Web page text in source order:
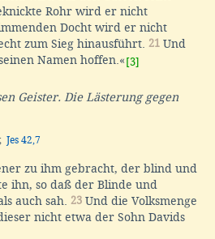
Rohr wird er nicht
Docht wird er nicht
zum Sieg hinausführt. 21 Und
Namen hoffen.« [3]
Geister. Die Lästerung gegen
; Jes 42,7
zu ihm gebracht, der blind und
ihn, so daß der Blinde und
auch sah. 23 Und die Volksmenge
nicht etwa der Sohn Davids